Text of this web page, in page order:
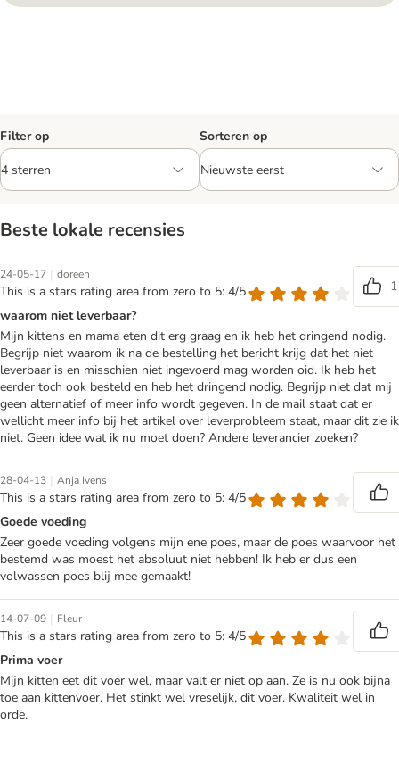
Filter op Sorteren op
Beste lokale recensies
24-05-17 | doreen
This is a stars rating area from zero to 5: 4/5
1
waarom niet leverbaar?
Mijn kittens en mama eten dit erg graag en ik heb het dringend nodig.
Begrijp niet waarom ik na de bestelling het bericht krijg dat het niet
leverbaar is en misschien niet ingevoerd mag worden oid. Ik heb het
eerder toch ook besteld en heb het dringend nodig. Begrijp niet dat mij
geen alternatief of meer info wordt gegeven. In de mail staat dat er
wellicht meer info bij het artikel over leverprobleem staat, maar dit zie ik
niet. Geen idee wat ik nu moet doen? Andere leverancier zoeken?
28-04-13 | Anja Ivens
This is a stars rating area from zero to 5: 4/5
Goede voeding
Zeer goede voeding volgens mijn ene poes, maar de poes waarvoor het
bestemd was moest het absoluut niet hebben! Ik heb er dus een
volwassen poes blij mee gemaakt!
14-07-09 | Fleur
This is a stars rating area from zero to 5: 4/5
Prima voer
Mijn kitten eet dit voer wel, maar valt er niet op aan. Ze is nu ook bijna
toe aan kittenvoer. Het stinkt wel vreselijk, dit voer. Kwaliteit wel in
orde.